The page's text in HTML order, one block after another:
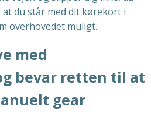
du står med dit kørekort i
overhovedet muligt.
med
bevar retten til at
gear